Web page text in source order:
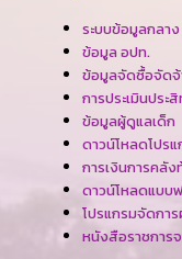
ระบบข้อมูลกลา
ข้อมูล อปท.
ข้อมูลจัดซื้อจัดจ้
การประเมินประ
ข้อมูลผู้ดูแลเด็ก
ดาวน์โหลดโปร
การเงินการคลั
ดาวน์โหลดแบบ
โปรแกรมจัดกา
หนังสือราชการ